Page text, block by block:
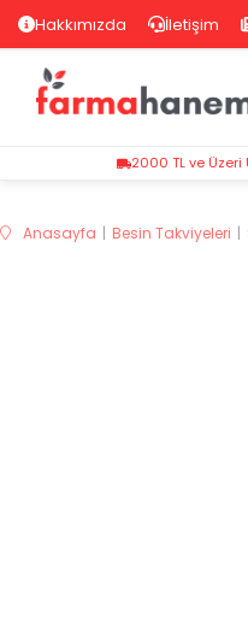
Hakkımızda İletişim
2000 TL ve
Anasayfa Besin Takviyeleri